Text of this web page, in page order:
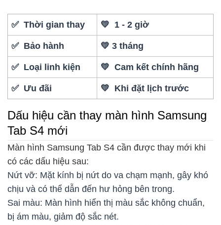
✅ Thời gian thay 💛 1 - 2 giờ
✅ Bảo hành 💛 3 tháng
✅ Loại linh kiện 💛 Cam kết chính hãng
✅ Ưu đãi 💛 Khi đặt lịch trước
Dấu hiệu cần thay màn hình Samsung
Tab S4 mới
Màn hình Samsung Tab S4 cần được thay mới khi
có các dấu hiệu sau:
Nứt vỡ: Mặt kính bị nứt do va chạm mạnh, gây khó
chịu và có thể dẫn đến hư hỏng bên trong.
Sai màu: Màn hình hiển thị màu sắc không chuẩn,
bị ám màu, giảm độ sắc nét.